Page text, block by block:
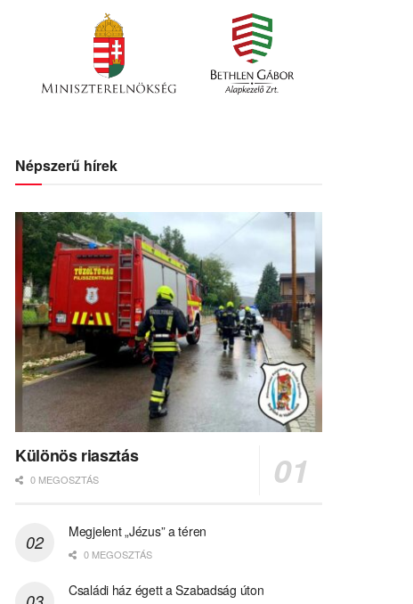
Népszerű hírek
Különös riasztás
0 MEGOSZTÁS
Megjelent „Jézus” a téren
0 MEGOSZTÁS
Családi ház égett a Szabadság úton